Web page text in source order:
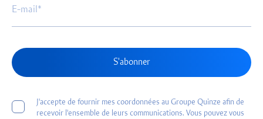
J'accepte de fournir mes coordonnées au Groupe Quinze afin de
recevoir l'ensemble de leurs communications. Vous pouvez vous
S'abonner